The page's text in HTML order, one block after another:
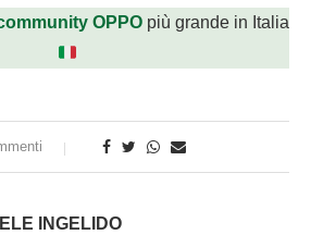
OPPOpiù grande in Italia
INGELIDO